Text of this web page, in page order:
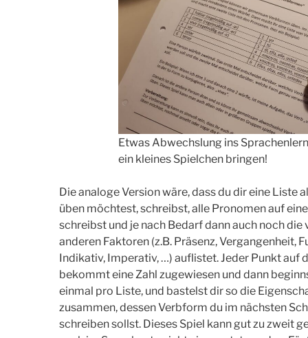
Etwas Abwechslung ins
ein kleines Spielchen bringen!
Die analoge Version wäre, dass du dir eine Liste
üben möchtest, schreibst, alle Pronomen auf
schreibst und je nach Bedarf dann auch noch die
anderen Faktoren (z.B. Präsenz, Vergangenheit,
Indikativ, Imperativ, …) auflistet. Jeder Punkt auf
bekommt eine Zahl zugewiesen und dann
einmal pro Liste, und bastelst dir so die
zusammen, dessen Verbform du im nächsten
schreiben sollst. Dieses Spiel kann gut zu zweit